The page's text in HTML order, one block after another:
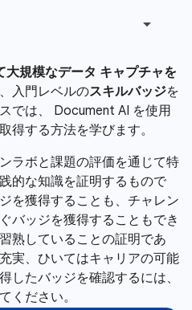
規模なデータ キャプチャを
入門レベルのスキルバッジを
では、 Document AI を使用
得する方法を学びます。
ラボと課題の評価を通じて特
的な知識を証明するもので
を獲得することも、チャレン
バッジを獲得することもでき
熟していることの証明であ
実、ひいてはキャリアの可能
したバッジを確認するには、
ください。